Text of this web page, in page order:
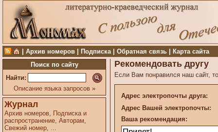
Архив номеров Подписка| Обратная связь
Карта сайта
Поиск по сайту
Найти:
Описание языка запросов »
Журнал
Архив номеров, Подписка и
распространение, Авторам,
Свежий номер, ...
Рекомендовать другу
Если Вам понравился наш сайт,
Адрес электропочты друга:
Адрес Вашей электропочты:
Ваша рекомендация: